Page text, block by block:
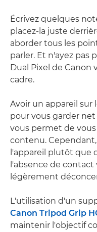
Écrivez quelques
placez-la juste
aborder tous les
parler. Et n'ayez pas
Dual Pixel de Canon
cadre.
Avoir un appareil
pour vous garder
vous permet de
contenu.
l'appareil plutôt que
l'absence de
légèrement
L'utilisation d'un
Canon Tripod Grip
maintenir l'objectif